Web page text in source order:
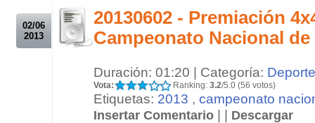
02/06
2013
20130602 - Premiación
Campeonato Nacional de
Duración: 01:20 | Categoría:
Vota: Ranking: 3.2/5.0 (56 votos)
Etiquetas: 2013 , campeonato
Insertar Comentario | | Descargar